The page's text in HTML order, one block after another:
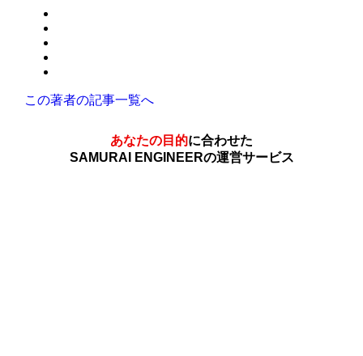
この著者の記事一覧へ
あなたの目的に合わせた
SAMURAI ENGINEERの運営サービス